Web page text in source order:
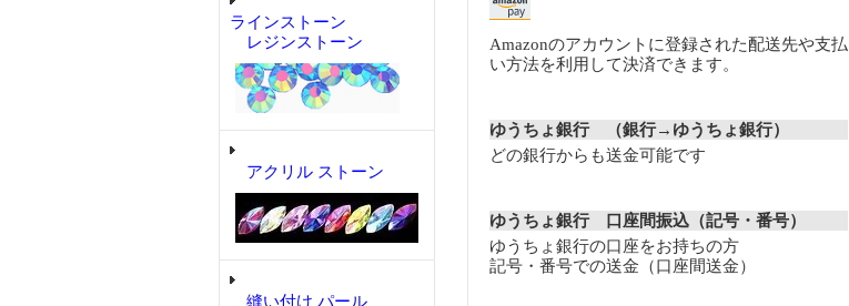
ラインストーン
レジンストーン
アクリル ストーン
縫い付け パール
Amazonのアカウントに登録された配送先や支払
い方法を利用して決済できます。
ゆうちょ銀行 （銀行→ゆうちょ銀行）
どの銀行からも送金可能です
ゆうちょ銀行 口座間振込（記号・番号）
ゆうちょ銀行の口座をお持ちの方
記号・番号での送金（口座間送金）